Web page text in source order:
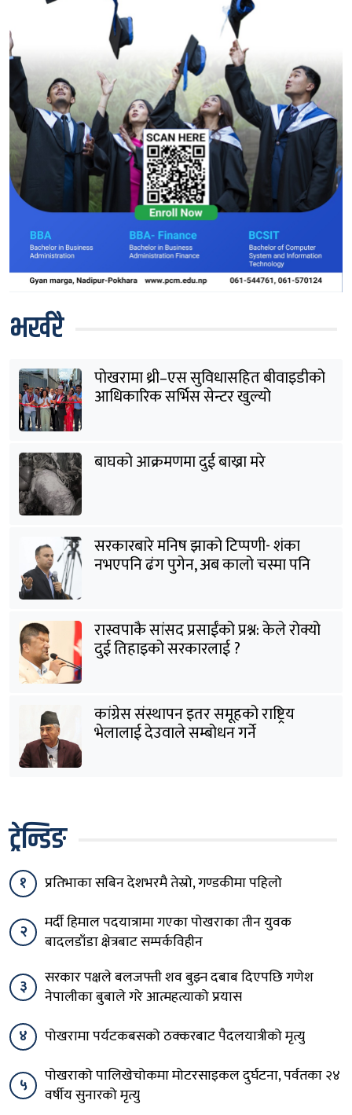
भर्खरै
पोखरामा थ्री–एस सुविधासहित बीवाइडीको
आधिकारिक सर्भिस सेन्टर खुल्यो
बाघको आक्रमणमा दुई बाख्रा मरे
सरकारबारे मनिष झाको टिप्पणी- शंका
नभएपनि ढंग पुगेन, अब कालो चस्मा पनि
रास्वपाकै सांसद प्रसाईंको प्रश्न: केले रोक्यो
दुई तिहाइको सरकारलाई ?
कांग्रेस संस्थापन इतर समूहको राष्ट्रिय
भेलालाई देउवाले सम्बोधन गर्ने
ट्रेन्डिङ
१ प्रतिभाका सबिन देशभरमै तेस्रो, गण्डकीमा पहिलो
२
मर्दी हिमाल पदयात्रामा गएका पोखराका तीन युवक
बादलडाँडा क्षेत्रबाट सम्पर्कविहीन
३
सरकार पक्षले बलजफ्ती शव बुझ्न दबाब दिएपछि गणेश
नेपालीका बुबाले गरे आत्महत्याको प्रयास
४
पोखरामा पर्यटकबसको ठक्करबाट पैदलयात्रीको मृत्यु
५
पोखराको पालिखेचोकमा मोटरसाइकल दुर्घटना, पर्वतका २४
वर्षीय सुनारको मृत्यु